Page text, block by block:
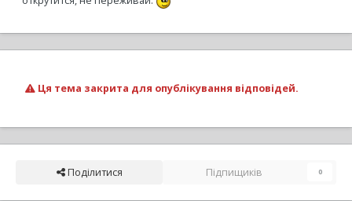
Ця тема закрита для опублікування відповідей.
Поділитися Підпищиків 0